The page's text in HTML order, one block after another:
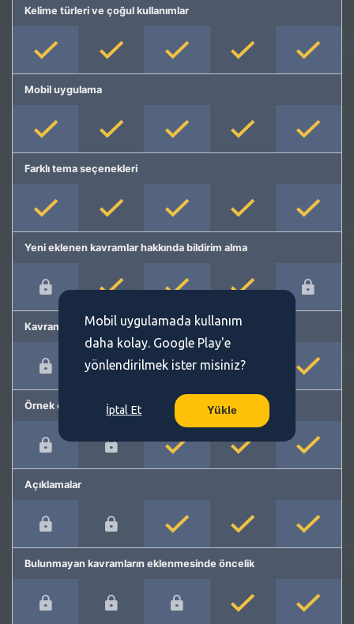
Kelime türleri ve çoğul kullanımlar
Mobil uygulama
Farklı tema seçenekleri
Yeni eklenen kavramlar hakkında bildirim alma
Kavram önerme
Örnek cümleler
Açıklamalar
Bulunmayan kavramların eklenmesinde öncelik
Mobil uygulamada kullanım
daha kolay. Google Play'e
yönlendirilmek ister misiniz?
İptal Et Yükle